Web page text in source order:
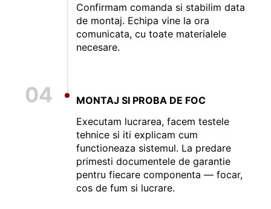
Confirmam comanda si stabilim data
de montaj. Echipa vine la ora
comunicata, cu toate materialele
necesare.
04
MONTAJ SI PROBA DE FOC
Executam lucrarea, facem testele
tehnice si iti explicam cum
functioneaza sistemul. La predare
primesti documentele de garantie
pentru fiecare componenta — focar,
cos de fum si lucrare.